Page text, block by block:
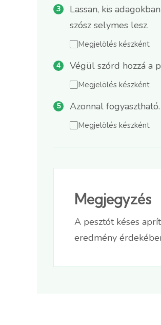
Lassan, kis
szósz selymes lesz.
Megjelölés készként
Végül szórd hozzá a
Megjelölés készként
Azonnal
Megjelölés készként
Megjegyzés
A pesztót késes
eredmény